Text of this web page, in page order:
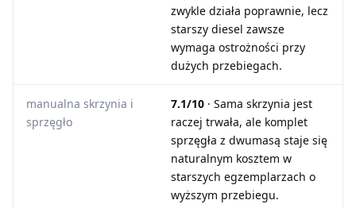
zwykle działa poprawnie, lecz
starszy diesel zawsze
wymaga ostrożności przy
dużych przebiegach.
manualna skrzynia i
sprzęgło
7.1/10 · Sama skrzynia jest
raczej trwała, ale komplet
sprzęgła z dwumasą staje się
naturalnym kosztem w
starszych egzemplarzach o
wyższym przebiegu.